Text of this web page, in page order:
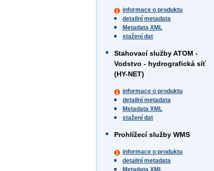
informace o produktu
detailní metadata
Metadata XML
stažení dat
Stahovací služby ATOM -
Vodstvo - hydrografická síť
(HY-NET)
informace o produktu
detailní metadata
Metadata XML
stažení dat
Prohlížecí služby WMS
informace o produktu
detailní metadata
Metadata XML